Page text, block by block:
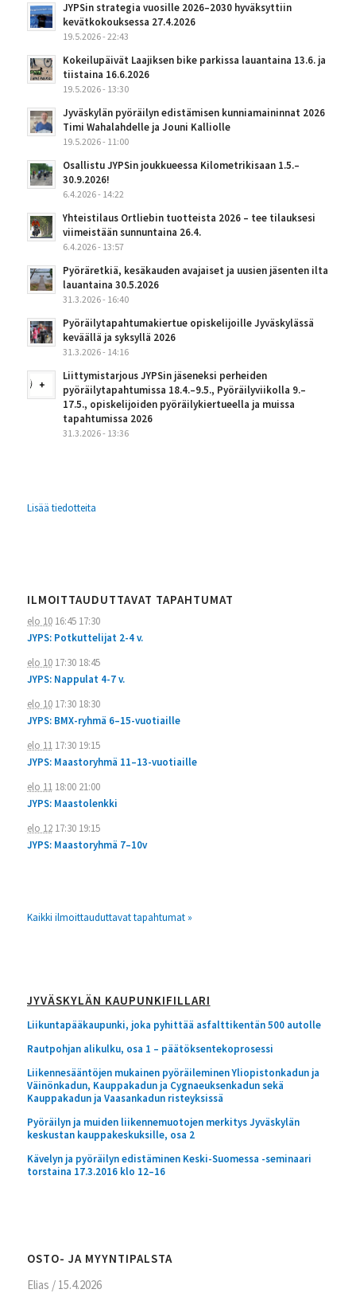
JYPSin strategia vuosille 2026–2030 hyväksyttiin
kevätkokouksessa 27.4.2026
19.5.2026 - 22:43
Kokeilupäivät Laajiksen bike parkissa lauantaina 13.6. ja
tiistaina 16.6.2026
19.5.2026 - 13:30
Jyväskylän pyöräilyn edistämisen kunniamaininnat 2026
Timi Wahalahdelle ja Jouni Kalliolle
19.5.2026 - 11:00
Osallistu JYPSin joukkueessa Kilometrikisaan 1.5.–
30.9.2026!
6.4.2026 - 14:22
Yhteistilaus Ortliebin tuotteista 2026 – tee tilauksesi
viimeistään sunnuntaina 26.4.
6.4.2026 - 13:57
Pyöräretkiä, kesäkauden avajaiset ja uusien jäsenten ilta
lauantaina 30.5.2026
31.3.2026 - 16:40
Pyöräilytapahtumakiertue opiskelijoille Jyväskylässä
keväällä ja syksyllä 2026
31.3.2026 - 14:16
Liittymistarjous JYPSin jäseneksi perheiden
pyöräilytapahtumissa 18.4.–9.5., Pyöräilyviikolla 9.–
17.5., opiskelijoiden pyöräilykiertueella ja muissa
tapahtumissa 2026
31.3.2026 - 13:36
Lisää tiedotteita
ILMOITTAUDUTTAVAT TAPAHTUMAT
elo 1016:45 17:30
JYPS: Potkuttelijat 2-4 v.
elo 1017:30 18:45
JYPS: Nappulat 4-7 v.
elo 1017:30 18:30
JYPS: BMX-ryhmä 6–15-vuotiaille
elo 1117:30 19:15
JYPS: Maastoryhmä 11–13-vuotiaille
elo 1118:00 21:00
JYPS: Maastolenkki
elo 1217:30 19:15
JYPS: Maastoryhmä 7–10v
Kaikki ilmoittauduttavat tapahtumat »
JYVÄSKYLÄN KAUPUNKIFILLARI
Liikuntapääkaupunki, joka pyhittää asfalttikentän 500 autolle
Rautpohjan alikulku, osa 1 – päätöksentekoprosessi
Liikennesääntöjen mukainen pyöräileminen Yliopistonkadun ja
Väinönkadun, Kauppakadun ja Cygnaeuksenkadun sekä
Kauppakadun ja Vaasankadun risteyksissä
Pyöräilyn ja muiden liikennemuotojen merkitys Jyväskylän
keskustan kauppakeskuksille, osa 2
Kävelyn ja pyöräilyn edistäminen Keski-Suomessa -seminaari
torstaina 17.3.2016 klo 12–16
OSTO- JA MYYNTIPALSTA
Elias / 15.4.2026